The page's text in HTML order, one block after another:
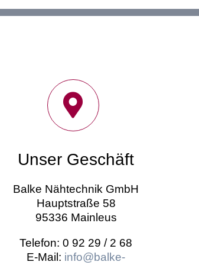
Unser Geschäft
Balke Nähtechnik GmbH
Hauptstraße 58
95336 Mainleus
Telefon: 0 92 29 / 2 68
E-Mail: info@balke-